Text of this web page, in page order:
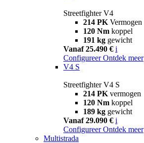
Streetfighter V4
214 PK Vermogen
120 Nm koppel
191 kg gewicht
Vanaf 25.490 € i
Configureer Ontdek meer
V4 S
Streetfighter V4 S
214 PK vermogen
120 Nm koppel
189 kg gewicht
Vanaf 29.090 € i
Configureer Ontdek meer
Multistrada